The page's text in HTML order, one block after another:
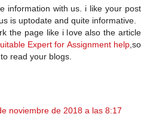
information with us. i like your post
is uptodate and quite informative.
the page like i love also the article
Expert for Assignment help,so
read your blogs.
noviembre de 2018 a las 8:17